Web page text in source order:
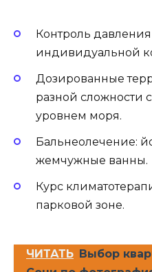
Контроль
индивидуальной
Дозированные
разной сложности
уровнем моря.
Бальнеолечение:
жемчужные ванны.
Курс
парковой зоне.
ЧИТАТЬ Выбор